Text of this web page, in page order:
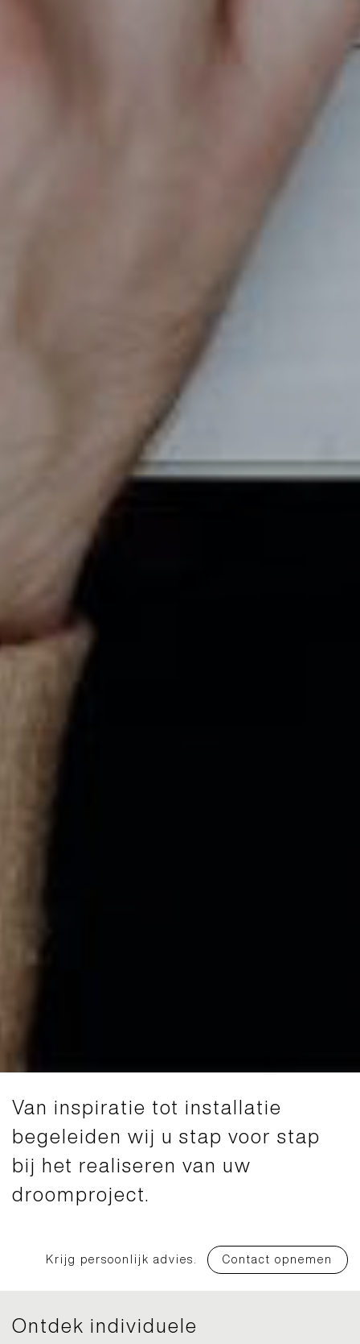
Van inspiratie tot installatie
begeleiden wij u stap voor stap
bij het realiseren van uw
droomproject.
Krijg persoonlijk advies. Contact opnemen
Ontdek individuele